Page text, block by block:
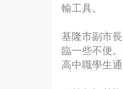
輸工具。
基隆市副市
臨一些不便
高中職學生